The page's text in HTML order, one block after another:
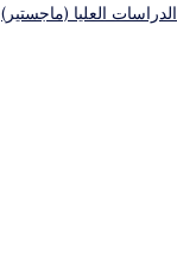
الدراسات العليا (ماجستير)